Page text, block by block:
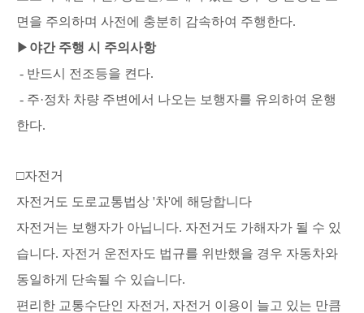
면을 주의하며 사전에 충분히 감속하여 주행한다.
▶ 야간 주행 시 주의사항
- 반드시 전조등을 켠다.
- 주·정차 차량 주변에서 나오는 보행자를 유의하여 운행
한다.
□자전거
자전거도 도로교통법상 '차'에 해당합니다
자전거는 보행자가 아닙니다. 자전거도 가해자가 될 수 있
습니다. 자전거 운전자도 법규를 위반했을 경우 자동차와
동일하게 단속될 수 있습니다.
편리한 교통수단인 자전거, 자전거 이용이 늘고 있는 만큼